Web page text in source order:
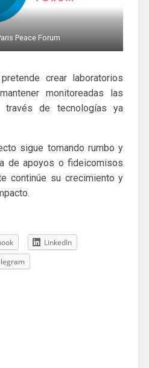
Peace Forum
crear laboratorios
monitoreadas las
través de tecnologías ya
sigue tomando rumbo y
de apoyos o fideicomisos
continúe su crecimiento y
LinkedIn